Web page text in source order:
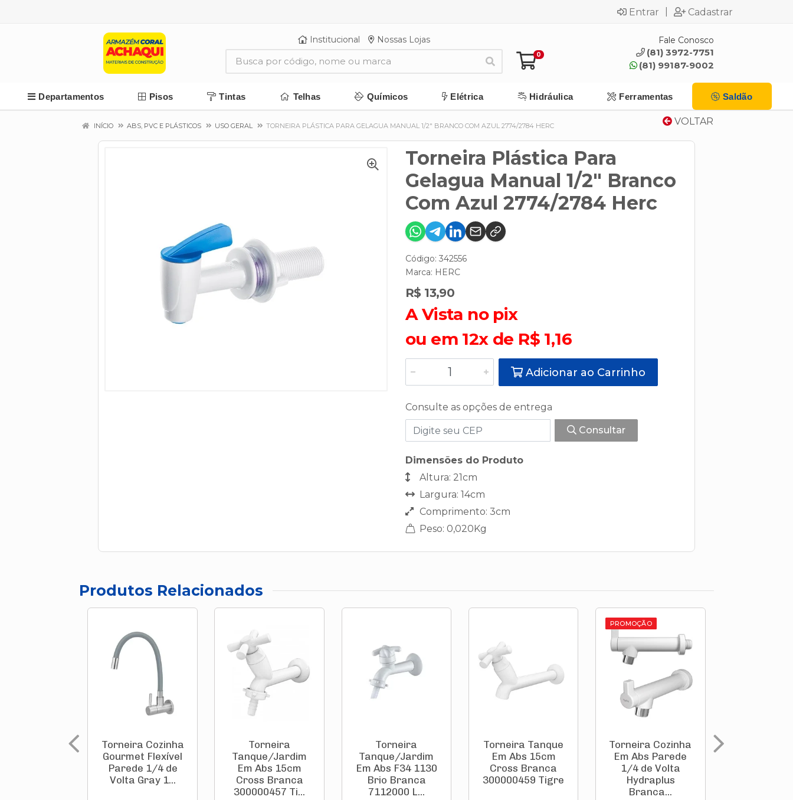
Entrar Cadastrar
Institucional Nossas Lojas
0
Fale Conosco
(81) 3972-7751
(81) 99187-9002
Departamentos Pisos Tintas Telhas Químicos Elétrica Hidráulica Ferramentas Saldão
VOLTAR
INÍCIO ABS, PVC E PLÁSTICOS USO GERAL TORNEIRA PLÁSTICA PARA GELAGUA MANUAL 1/2" BRANCO COM AZUL 2774/2784 HERC
Torneira Plástica Para
Gelagua Manual 1/2" Branco
Com Azul 2774/2784 Herc
Código: 342556
Marca: HERC
R$ 13,90
A Vista no pix
ou em 12x de R$ 1,16
Adicionar ao Carrinho
Consulte as opções de entrega
Consultar
Dimensões do Produto
Altura: 21cm
Largura: 14cm
Comprimento: 3cm
Peso: 0,020Kg
Produtos Relacionados
Torneira Cozinha
Gourmet Flexível
Parede 1/4 de
Volta Gray 1...
Torneira
Tanque/Jardim
Em Abs 15cm
Cross Branca
300000457 Ti...
Torneira
Tanque/Jardim
Em Abs F34 1130
Brio Branca
7112000 L...
Torneira Tanque
Em Abs 15cm
Cross Branca
300000459 Tigre
PROMOÇÃO
Torneira Cozinha
Em Abs Parede
1/4 de Volta
Hydraplus
Branca...